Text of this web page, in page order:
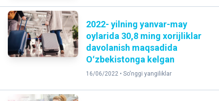
2022- yilning yanvar-may
oylarida 30,8 ming xorijliklar
davolanish maqsadida
Oʻzbekistonga kelgan
16/06/2022 • So'nggi yangiliklar